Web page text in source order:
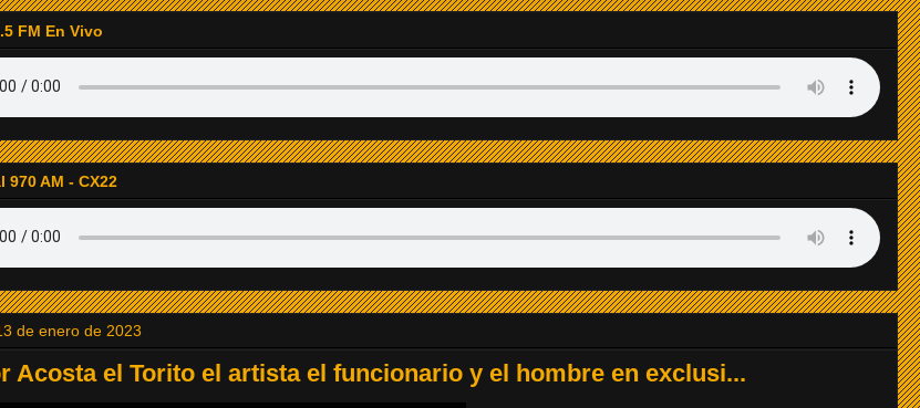
11. Radio Sobrenatural Stereo LISTO
13. Radio La Isabela LISTO
14. RADIODOMINO
15. Radio Tapinozet
17. Baladas del Recuerdo
FM En Vivo
970 AM - CX22
de enero de 2023
Acosta el Torito el artista el funcionario y el hombre en exclusi...